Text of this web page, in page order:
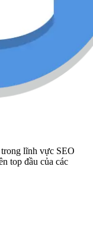
lĩnh vực SEO
top đầu của các